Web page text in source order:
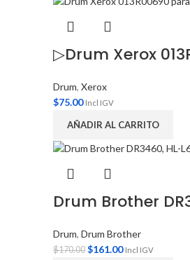
▷Drum Xerox
Drum, Xerox
$75.00 Incl IGV
AÑADIR AL CARRITO
Drum Brother
Drum, Drum Brother
$170.00 $161.00 Incl IGV